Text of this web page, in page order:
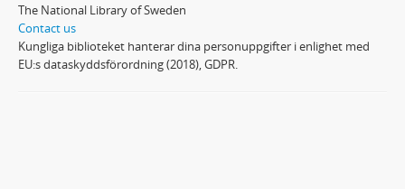
The National Library of Sweden
Contact us
Kungliga biblioteket hanterar dina personuppgifter i enlighet med
EU:s dataskyddsförordning (2018), GDPR.